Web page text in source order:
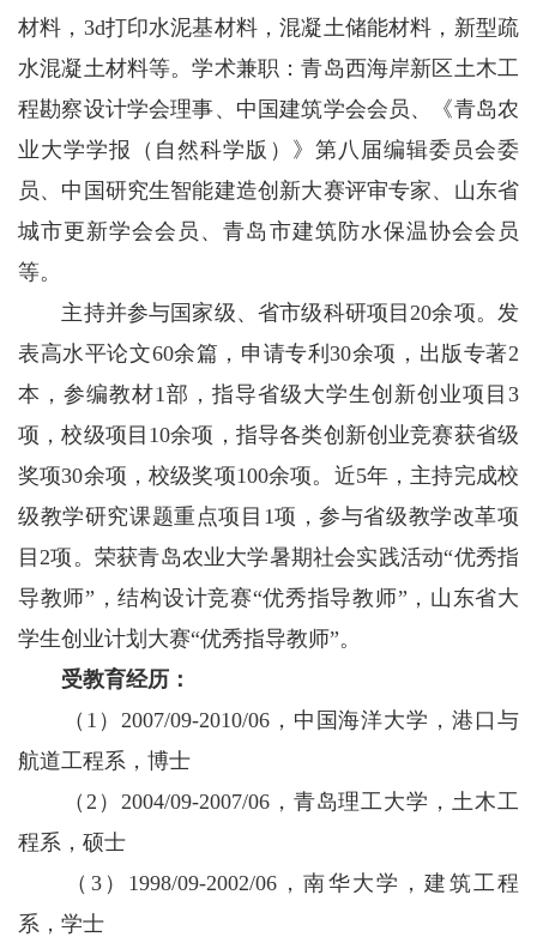
材料，3d打印水泥基材料，混凝土储能材料，新型疏
水混凝土材料等。学术兼职：青岛西海岸新区土木工
程勘察设计学会理事、中国建筑学会会员、《青岛农
业大学学报（自然科学版）》第八届编辑委员会委
员、中国研究生智能建造创新大赛评审专家、山东省
城市更新学会会员、青岛市建筑防水保温协会会员
等。
主持并参与国家级、省市级科研项目20余项。发
表高水平论文60余篇，申请专利30余项，出版专著2
本，参编教材1部，指导省级大学生创新创业项目3
项，校级项目10余项，指导各类创新创业竞赛获省级
奖项30余项，校级奖项100余项。近5年，主持完成校
级教学研究课题重点项目1项，参与省级教学改革项
目2项。荣获青岛农业大学暑期社会实践活动“优秀指
导教师”，结构设计竞赛“优秀指导教师”，山东省大
学生创业计划大赛“优秀指导教师”。
受教育经历：
（1）2007/09-2010/06，中国海洋大学，港口与
航道工程系，博士
（2）2004/09-2007/06，青岛理工大学，土木工
程系，硕士
（3）1998/09-2002/06，南华大学，建筑工程
系，学士